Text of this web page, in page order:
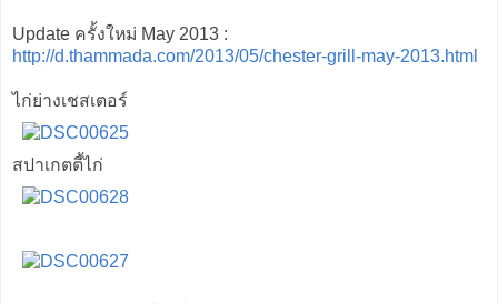
Update ครั้งใหม่ May 2013 :
http://d.thammada.com/2013/05/chester-grill-may-2013.html
ไก่ย่างเชสเตอร์
สปาเกตตี้ไก่